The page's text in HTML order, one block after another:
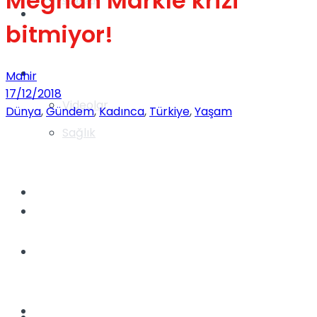
Videolar
Gündem
Yaşam
Sağlık
bitmiyor!
Mahir
17/12/2018
Dünya,Gündem,Kadınca, Türkiye,Yaşam